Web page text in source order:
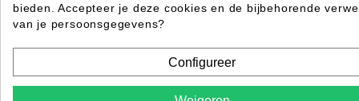
Laufwunder Schrundena to go stick 75ml
out of 5 stars based on
bieden. Accepteer je deze cookies en de bijbehorende
van je persoonsgegevens?
Configureer